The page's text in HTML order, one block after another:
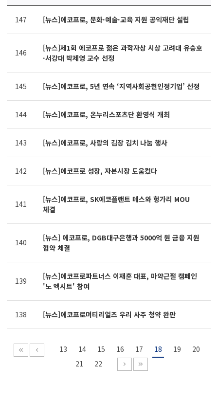
파일,
작성자,
작성일
제공표
147 [뉴스]에코프로, 문화·예술·교육 지원 공익재단 설립
146
[뉴스]제1회 에코프로 젊은 과학자상 시상 고려대 유승호
·서강대 박제영 교수 선정
145 [뉴스]에코프로, 5년 연속 ‘지역사회공헌인정기업’ 선정
144 [뉴스]에코프로, 온누리스포츠단 환영식 개최
143 [뉴스]에코프로, 사랑의 김장 김치 나눔 행사
142 [뉴스]에코프로 성장, 자본시장 도움컸다
141
[뉴스]에코프로, SK에코플랜트 테스와 헝가리 MOU
체결
140
[뉴스] 에코프로, DGB대구은행과 5000억 원 금융 지원
협약 체결
139
[뉴스]에코프로파트너스 이재훈 대표, 마약근절 캠페인
'노 엑시트' 참여
138 [뉴스]에코프로머티리얼즈 우리 사주 청약 완판
13 14 15 16 17 18 19
20
21
22